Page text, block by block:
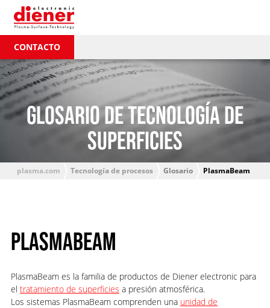
CONTACTO
GLOSARIO DE TECNOLOGÍA DE
SUPERFICIES
plasma.com Tecnología de procesos Glosario PlasmaBeam
PLASMABEAM
PlasmaBeam es la familia de productos de Diener electronic para
el tratamiento de superficies a presión atmosférica.
Los sistemas PlasmaBeam comprenden una unidad de